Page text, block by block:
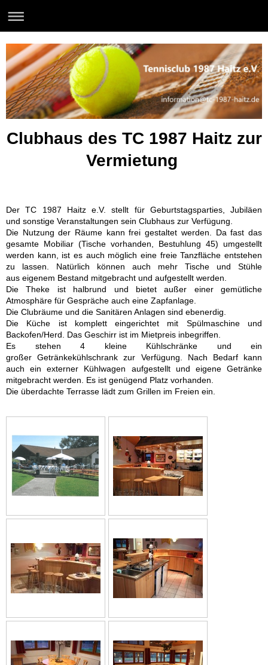
Clubhaus des TC 1987 Haitz zur
Vermietung
Der TC 1987 Haitz e.V. stellt für Geburtstagsparties, Jubiläen
und sonstige Veranstaltungen sein Clubhaus zur Verfügung.
Die Nutzung der Räume kann frei gestaltet werden. Da fast das
gesamte Mobiliar (Tische vorhanden, Bestuhlung 45) umgestellt
werden kann, ist es auch möglich eine freie Tanzfläche entstehen
zu lassen. Natürlich können auch mehr Tische und Stühle
aus eigenem Bestand mitgebracht und aufgestellt werden.
Die Theke ist halbrund und bietet außer einer gemütliche
Atmosphäre für Gespräche auch eine Zapfanlage.
Die Clubräume und die Sanitären Anlagen sind ebenerdig.
Die Küche ist komplett eingerichtet mit Spülmaschine und
Backofen/Herd. Das Geschirr ist im Mietpreis inbegriffen.
Es stehen 4 kleine Kühlschränke und ein
großer Getränkekühlschrank zur Verfügung. Nach Bedarf kann
auch ein externer Kühlwagen aufgestellt und eigene Getränke
mitgebracht werden. Es ist genügend Platz vorhanden.
Die überdachte Terrasse lädt zum Grillen im Freien ein.